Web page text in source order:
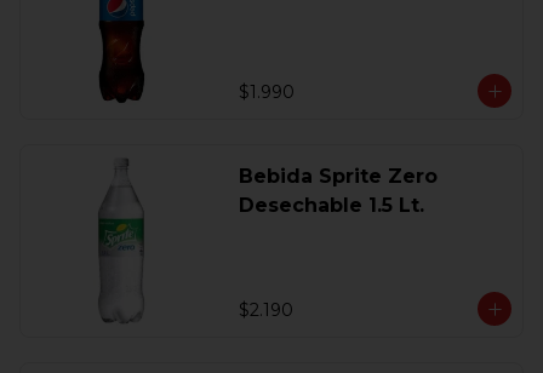
$1.990
Bebida Sprite Zero
Desechable 1.5 Lt.
$2.190